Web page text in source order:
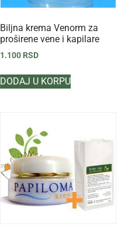
Biljna krema Venorm za
proširene vene i kapilare
1.100 RSD
DODAJ U KORPU